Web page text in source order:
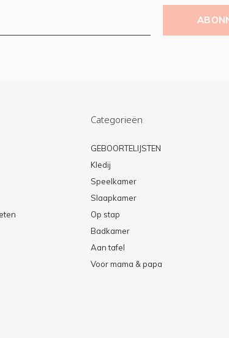
Categorieën
GEBOORTELIJSTEN
Kledij
Speelkamer
Slaapkamer
Op stap
Badkamer
Aan tafel
Voor mama & papa